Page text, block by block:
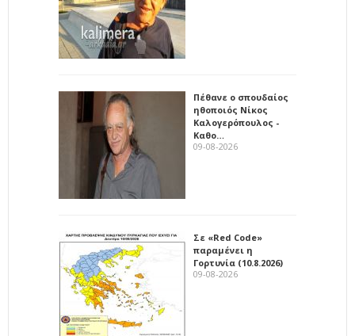
Πέθανε ο σπουδαίος
ηθοποιός Νίκος
Καλογερόπουλος -
Καθο…
09-08-2026
Σε «Red Code»
παραμένει η
Γορτυνία (10.8.2026)
09-08-2026